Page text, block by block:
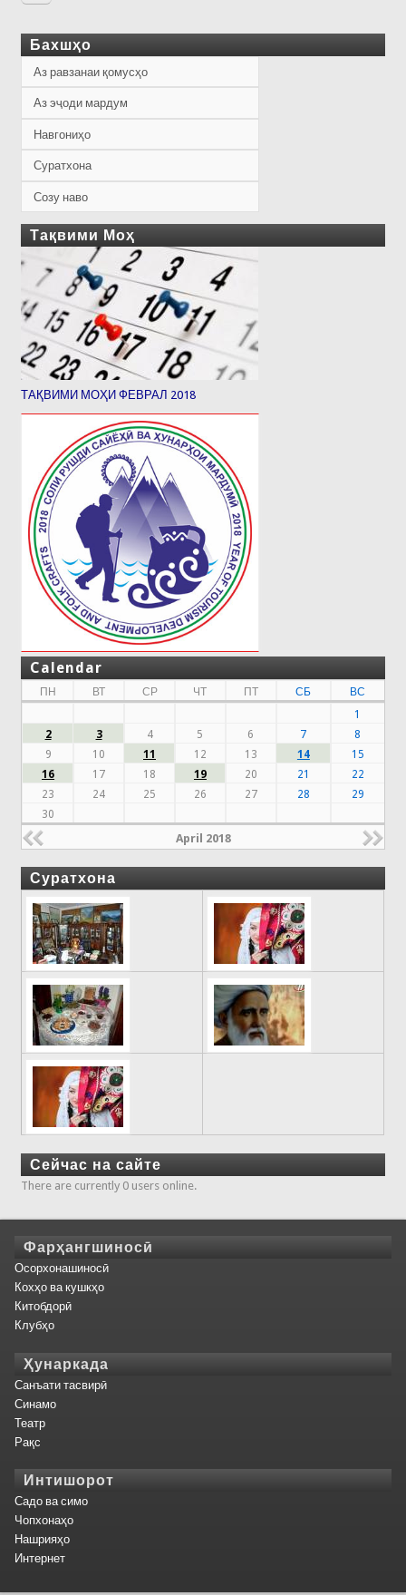
Бахшҳо
Аз равзанаи қомусҳо
Аз эҷоди мардум
Навгониҳо
Суратхона
Созу наво
Тақвими Моҳ
ТАҚВИМИ МОҲИ ФЕВРАЛ 2018
Calendar
ПН ВТ СР ЧТ ПТ СБ
ВС
1
2
3 4 5 6 7
8
9
10 11 12 13 14
15
16
17 18 19 20 21
22
23
24 25 26 27 28
29
30
April 2018
Суратхона
Сейчас на сайте
There are currently 0 users online.
Фарҳангшиносӣ
Осорхонашиносӣ
Кохҳо ва кушкҳо
Китобдорӣ
Клубҳо
Ҳунаркада
Санъати тасвирӣ
Синамо
Театр
Рақс
Интишорот
Садо ва симо
Чопхонаҳо
Нашрияҳо
Интернет